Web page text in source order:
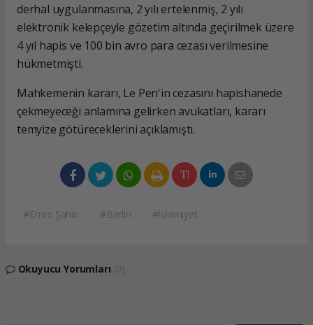
derhal uygulanmasına, 2 yılı ertelenmiş, 2 yılı
elektronik kelepçeyle gözetim altında geçirilmek üzere
4 yıl hapis ve 100 bin avro para cezası verilmesine
hükmetmişti.
Mahkemenin kararı, Le Pen'in cezasını hapishanede
çekmeyeceği anlamına gelirken avukatları, kararı
temyize götüreceklerini açıklamıştı.
#Emre Şahin #Berlin #İslamiyet
Okuyucu Yorumları